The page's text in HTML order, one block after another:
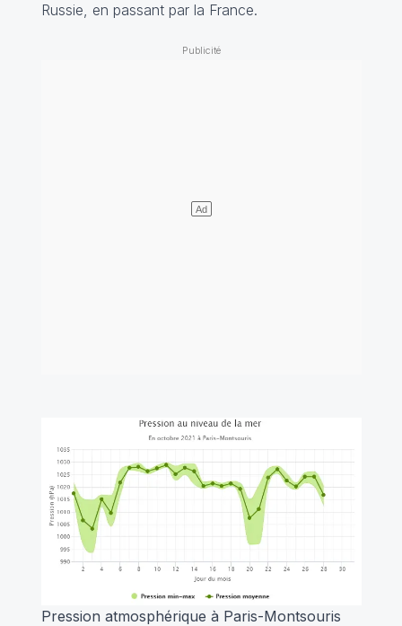
Russie, en passant par la France.
Pression atmosphérique à Paris-Montsouris